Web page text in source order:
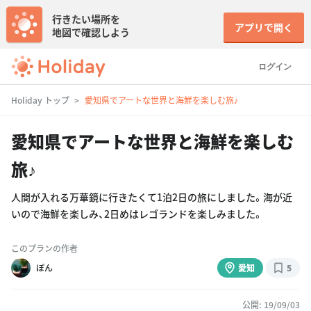
ログイン
行きたい場所を
地図で確認しよう
アプリで開く
Holiday トップ 愛知県でアートな世界と海鮮を楽しむ旅♪
愛知県でアートな世界と海鮮を楽しむ
旅♪
人間が入れる万華鏡に行きたくて1泊2日の旅にしました。海が近
いので海鮮を楽しみ、2日めはレゴランドを楽しみました。
このプランの作者
ぽん
愛知 5
公開: 19/09/03